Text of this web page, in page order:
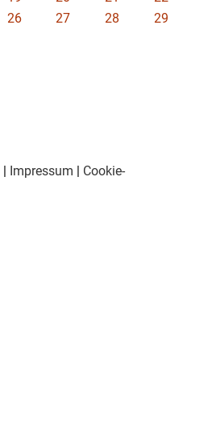
26 27 28
29
| Impressum | Cookie-